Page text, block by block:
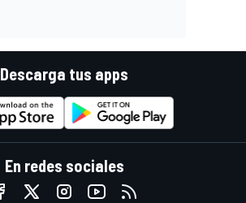
Descarga tus apps
En redes sociales